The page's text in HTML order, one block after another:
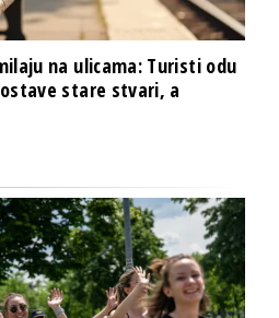
na ulicama: Turisti odu
stare stvari, a